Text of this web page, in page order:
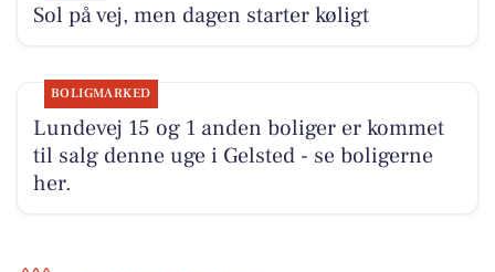
Sol på vej, men dagen starter køligt
BOLIGMARKED
Lundevej 15 og 1 anden boliger er kommet
til salg denne uge i Gelsted - se boligerne
her.